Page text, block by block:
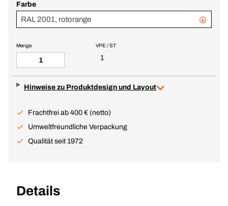
Farbe
RAL 2001, rotorange
VPE / ST
1
Menge
Hinweise zu Produktdesign und Layout
Frachtfrei ab 400 € (netto)
Umweltfreundliche Verpackung
Qualität seit 1972
Details